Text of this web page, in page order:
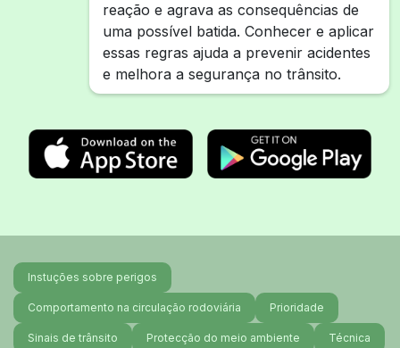
reação e agrava as consequências de
uma possível batida. Conhecer e aplicar
essas regras ajuda a prevenir acidentes
e melhora a segurança no trânsito.
Instuções sobre perigos
Comportamento na circulação rodoviária Prioridade
Sinais de trânsito Protecção do meio ambiente Técnica